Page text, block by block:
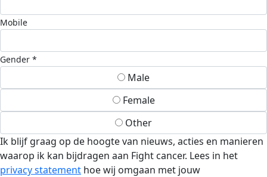
Mobile
Gender *
Male
Female
Other
Ik blijf graag op de hoogte van nieuws, acties en manieren
waarop ik kan bijdragen aan Fight cancer. Lees in het
privacy statement hoe wij omgaan met jouw